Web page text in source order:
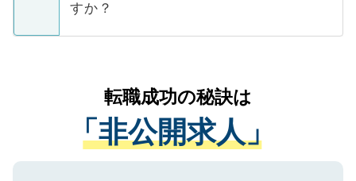
ています。
支援を目的に使用いたします。お預かりし
ているすべての個人データはご本人の許可
は、個人情報の取り扱いについての厳密な
管理基準を満たした事業者のみに付与され
る、プライバシーマークを取得済みです。
すか？
かがいして、現在の医療機関の状況や紹介
経験をまじえながら、適切なアドバイスを
させていただきます。すぐにご転職をされ
ない方には、長期的なサポートが可能です
ので、まずはご登録ください。
転職成功の秘訣は
「非公開求人」